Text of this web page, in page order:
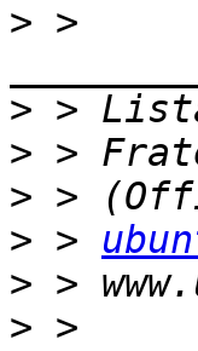
> >
>
>
>
> >
>
> >